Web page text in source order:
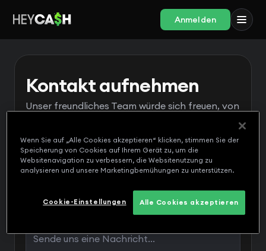
Anmelden
Kontakt aufnehmen
Unser freundliches Team würde sich freuen, von
Wenn Sie auf „Alle Cookies akzeptieren“ klicken, stimmen Sie der
Speicherung von Cookies auf Ihrem Gerät zu, um die
Websitenavigation zu verbessern, die Websitenutzung zu
analysieren und unsere Marketingbemühungen zu unterstützen.
Alle Cookies akzeptieren
Cookie-Einstellungen